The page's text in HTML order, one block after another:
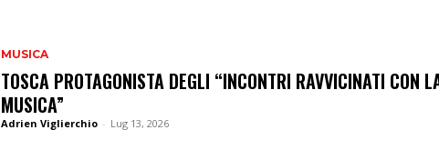
MUSICA
TOSCA PROTAGONISTA DEGLI “INCONTRI RAVVICINATI CON
MUSICA”
Adrien Viglierchio - Lug 13, 2026